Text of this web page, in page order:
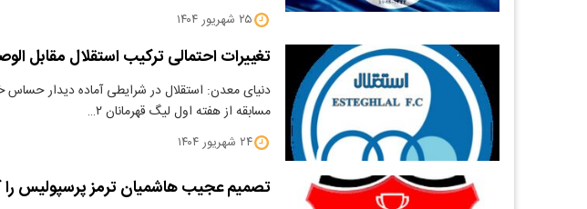
۲۵ شهریور ۱۴۰۴
تغییرات احتمالی ترکیب استقلال مقابل
دنیای معدن: استقلال در شرایطی آماده دیدار حساس
مسابقه از هفته اول لیگ قهرمانان ۲…
۲۴ شهریور ۱۴۰۴
تصمیم عجیب هاشمیان ترمز پرسپولیس